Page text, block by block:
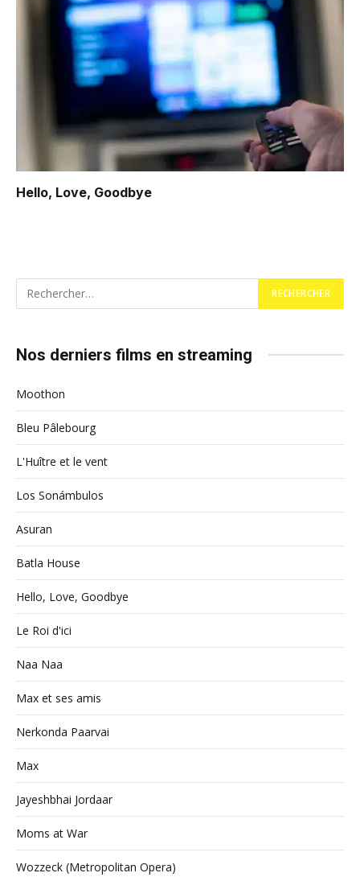
Hello, Love, Goodbye
Nos derniers films en streaming
Moothon
Bleu Pâlebourg
L'Huître et le vent
Los Sonámbulos
Asuran
Batla House
Hello, Love, Goodbye
Le Roi d'ici
Naa Naa
Max et ses amis
Nerkonda Paarvai
Max
Jayeshbhai Jordaar
Moms at War
Wozzeck (Metropolitan Opera)